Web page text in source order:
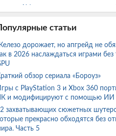
начала 2026 года
до 330 м пролетит близко
гарантии и получил RTX 5090 от
на бюджетные фургоны Sollers
в августе
работает над инструментом
Capture для создания
статьи
дорожает, но апгрейд не
в 2026 наслаждаться играми без
обзор сериала «Бороуз»
с PlayStation 3 и Xbox 360
и модифицируют с помощью ИИ
захватывающих сюжетных
прекрасно обходятся без
Часть 5